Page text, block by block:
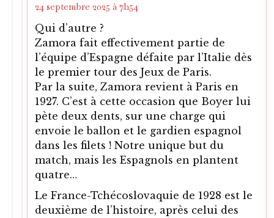
24 septembre 2025 à 7h54
Qui d’autre ?
Zamora fait effectivement partie de
l’équipe d’Espagne défaite par l’Italie dès
le premier tour des Jeux de Paris.
Par la suite, Zamora revient à Paris en
1927. C’est à cette occasion que Boyer lui
pète deux dents, sur une charge qui
envoie le ballon et le gardien espagnol
dans les filets ! Notre unique but du
match, mais les Espagnols en plantent
quatre…
Le France-Tchécoslovaquie de 1928 est le
deuxième de l’histoire, après celui des